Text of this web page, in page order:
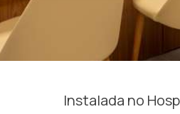
Instalada no